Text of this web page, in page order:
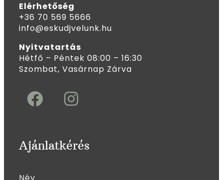
Elérhetőség
+36 70 569 5666
info@eskudjvelunk.hu
Nyitvatartás
Hétfő – Péntek 08:00 – 16:30
Szombat, Vasárnap Zárva
Ajánlatkérés